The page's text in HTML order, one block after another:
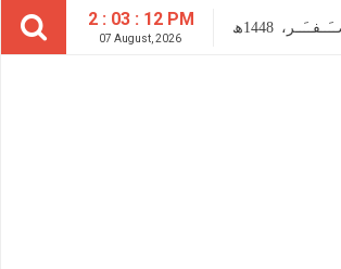
2 : 03 : 13 PM
07 August, 2026
1448ھ